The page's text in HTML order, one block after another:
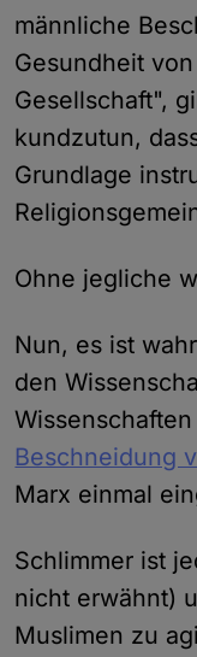
männliche
Gesundheit
Gesellschaft",
kundzutun,
Grundlage
Ohne jegliche
Nun, es ist
den
Beschneidung
Marx einmal
Schlimmer ist
nicht erwähnt)
Muslimen zu